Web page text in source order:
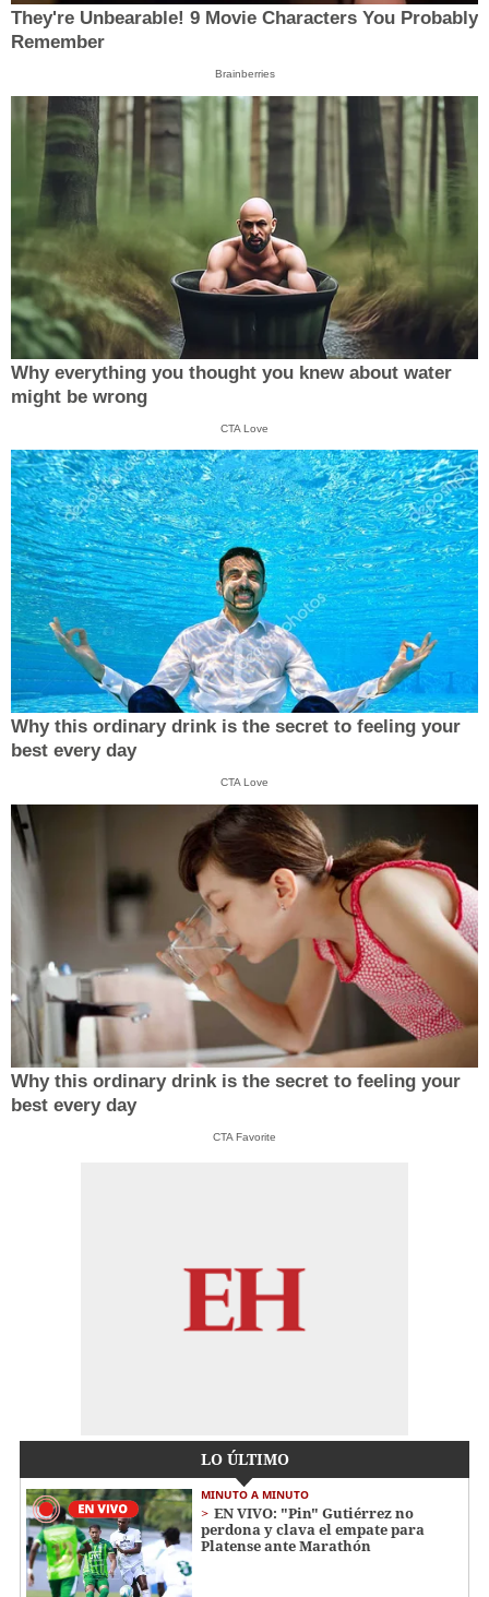
They're Unbearable! 9 Movie Characters You Probably
Remember
Brainberries
Why everything you thought you knew about water
might be wrong
CTA Love
Why this ordinary drink is the secret to feeling your
best every day
CTA Love
Why this ordinary drink is the secret to feeling your
best every day
CTA Favorite
LO ÚLTIMO
MINUTO A MINUTO
EN VIVO: "Pin" Gutiérrez no
perdona y clava el empate para
Platense ante Marathón